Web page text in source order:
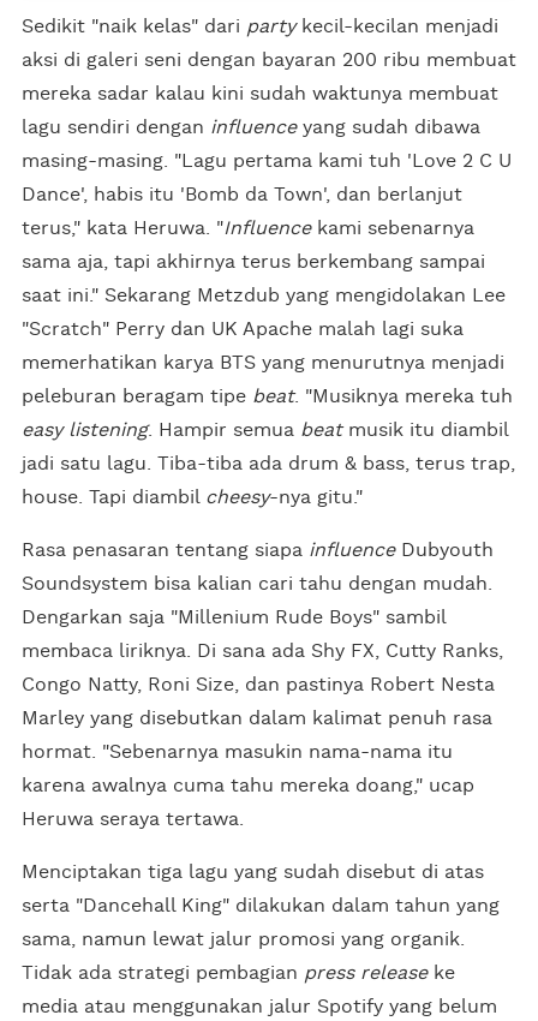
Sedikit "naik kelas" dari partykecil-kecilan menjadi
aksi di galeri seni dengan bayaran 200 ribu membuat
mereka sadar kalau kini sudah waktunya membuat
lagu sendiri dengan influenceyang sudah dibawa
masing-masing. "Lagu pertama kami tuh 'Love 2 C U
Dance', habis itu 'Bomb da Town', dan berlanjut
terus," kata Heruwa. "Influencekami sebenarnya
sama aja, tapi akhirnya terus berkembang sampai
saat ini." Sekarang Metzdub yang mengidolakan Lee
"Scratch" Perry dan UK Apache malah lagi suka
memerhatikan karya BTS yang menurutnya menjadi
peleburan beragam tipe beat. "Musiknya mereka tuh
easy listening. Hampir semua beatmusik itu diambil
jadi satu lagu. Tiba-tiba ada drum & bass, terus trap,
house. Tapi diambil cheesy-nya gitu."
Rasa penasaran tentang siapa influenceDubyouth
Soundsystem bisa kalian cari tahu dengan mudah.
Dengarkan saja "Millenium Rude Boys" sambil
membaca liriknya. Di sana ada Shy FX, Cutty Ranks,
Congo Natty, Roni Size, dan pastinya Robert Nesta
Marley yang disebutkan dalam kalimat penuh rasa
hormat. "Sebenarnya masukin nama-nama itu
karena awalnya cuma tahu mereka doang," ucap
Heruwa seraya tertawa.
Menciptakan tiga lagu yang sudah disebut di atas
serta "Dancehall King" dilakukan dalam tahun yang
sama, namun lewat jalur promosi yang organik.
Tidak ada strategi pembagian press releaseke
media atau menggunakan jalur Spotify yang belum